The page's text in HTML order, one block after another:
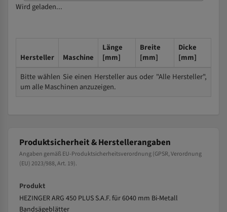
Wird geladen...
Hersteller Maschine
Länge
[mm]
Breite
[mm]
Dicke
[mm]
Bitte wählen Sie einen Hersteller aus oder "Alle Hersteller",
um alle Maschinen anzuzeigen.
Produktsicherheit & Herstellerangaben
Angaben gemäß EU-Produktsicherheitsverordnung (GPSR, Verordnung
(EU) 2023/988, Art. 19).
Produkt
HEZINGER ARG 450 PLUS S.A.F. für 6040 mm Bi-Metall
Bandsägeblätter